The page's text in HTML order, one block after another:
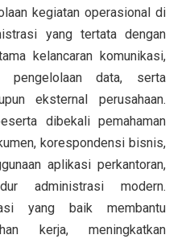
kegiatan operasional di
yang tertata dengan
kelancaran komunikasi,
pengelolaan data, serta
eksternal perusahaan.
dibekali pemahaman
korespondensi bisnis,
aplikasi perkantoran,
administrasi modern.
yang baik membantu
kerja, meningkatkan